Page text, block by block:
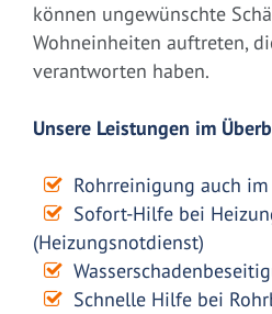
können ungewünschte
Wohneinheiten auftreten,
verantworten haben.
Unsere Leistungen im
Rohrreinigung auch
Sofort-Hilfe bei
(Heizungsnotdienst)
Schnelle Hilfe bei